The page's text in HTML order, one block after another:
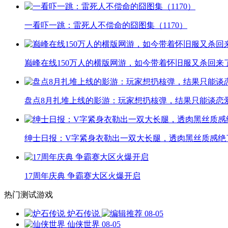
一看吓一跳：雷死人不偿命的囧图集（1170）
巅峰在线150万人的横版网游，如今带着怀旧服又杀回来
盘点8月扎堆上线的影游：玩家想扔核弹，结果只能谈恋
绅士日报：V字紧身衣勒出一双大长腿，透肉黑丝质感绝
17周年庆典 争霸赛大区火爆开启
热门测试游戏
炉石传说
08-05
仙侠世界 08-05